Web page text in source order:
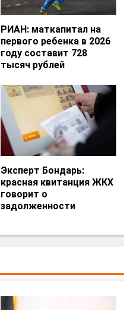
РИАН: маткапитал на
первого ребенка в 2026
году составит 728
тысяч рублей
Эксперт Бондарь:
красная квитанция ЖКХ
говорит о
задолженности